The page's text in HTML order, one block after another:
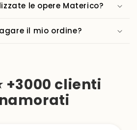
le opere Materico?
il mio ordine?
+3000 clienti